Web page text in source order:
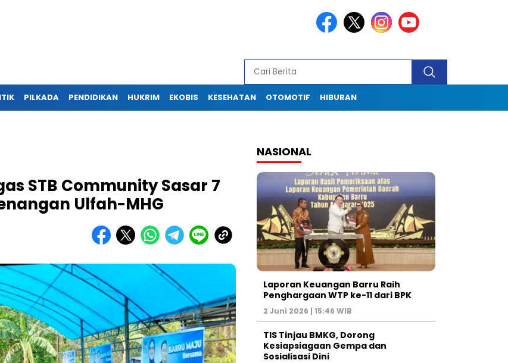
PILKADA PENDIDIKAN HUKRIM EKOBIS KESEHATAN OTOMOTIF HIBURAN
STB Community Sasar 7
Ulfah-MHG
NASIONAL
Laporan Keuangan Barru Raih
Penghargaan WTP ke-11 dari BPK
2 Juni 2026 | 15:46 WIB
TIS Tinjau BMKG, Dorong
Kesiapsiagaan Gempa dan
Sosialisasi Dini